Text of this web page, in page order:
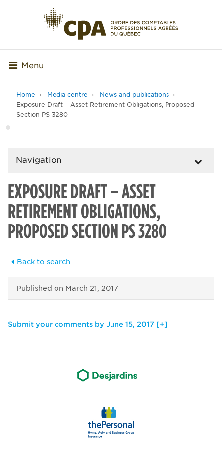
Menu
Home Media centre
News and publications
Exposure Draft – Asset Retirement Obligations, Proposed
Section PS 3280
Navigation
EXPOSURE DRAFT – ASSET
RETIREMENT OBLIGATIONS,
PROPOSED SECTION PS 3280
Back to search
Published on March 21, 2017
Submit your comments by June 15, 2017 [+]